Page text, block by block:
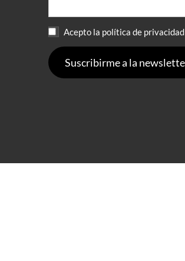
Acepto la política de privacidad